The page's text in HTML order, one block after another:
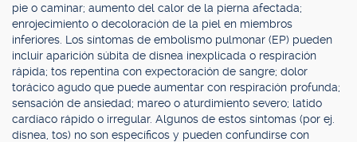
pie o caminar; aumento del calor de la pierna afectada;
enrojecimiento o decoloración de la piel en miembros
inferiores. Los síntomas de embolismo pulmonar (EP) pueden
incluir aparición súbita de disnea inexplicada o respiración
rápida; tos repentina con expectoración de sangre; dolor
torácico agudo que puede aumentar con respiración profunda;
sensación de ansiedad; mareo o aturdimiento severo; latido
cardíaco rápido o irregular. Algunos de estos síntomas (por ej.
disnea, tos) no son específicos y pueden confundirse con